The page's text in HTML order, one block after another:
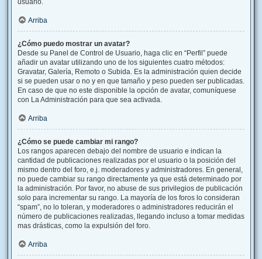
usuario.
Arriba
¿Cómo puedo mostrar un avatar?
Desde su Panel de Control de Usuario, haga clic en “Perfil” puede
añadir un avatar utilizando uno de los siguientes cuatro métodos:
Gravatar, Galería, Remoto o Subida. Es la administración quien decide
si se pueden usar o no y en que tamaño y peso pueden ser publicadas.
En caso de que no este disponible la opción de avatar, comuníquese
con La Administración para que sea activada.
Arriba
¿Cómo se puede cambiar mi rango?
Los rangos aparecen debajo del nombre de usuario e indican la
cantidad de publicaciones realizadas por el usuario o la posición del
mismo dentro del foro, e.j. moderadores y administradores. En general,
no puede cambiar su rango directamente ya que está determinado por
la administración. Por favor, no abuse de sus privilegios de publicación
solo para incrementar su rango. La mayoría de los foros lo consideran
“spam”, no lo toleran, y moderadores o administradores reducirán el
número de publicaciones realizadas, llegando incluso a tomar medidas
mas drásticas, como la expulsión del foro.
Arriba